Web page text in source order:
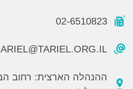
02-6510823
ARIEL@TARIEL.ORG.IL